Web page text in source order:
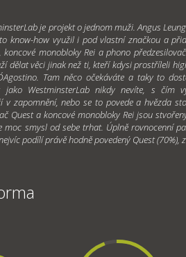
je projekt o jednom muži. Angus
know-how využil i pod vlastní značkou a
koncové monobloky Rei a phono
dělat věci jinak než ti, kteří kdysi prostříleli
Tam něco očekáváte a taky to
jako WestminsterLab nikdy nevíte, s čím
v zapomnění, nebo se to povede a hvězda
Quest a koncové monobloky Rei jsou
moc smysl od sebe trhat. Úplně rovnocenní
podílí právě hodně povedený Quest (70%),